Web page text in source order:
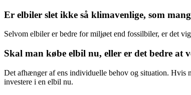
Er elbiler slet ikke så klimavenlige, som
Selvom elbiler er bedre for miljøet end fossilbiler, er det
Skal man købe elbil nu, eller er det bedre at
Det afhænger af ens individuelle behov og situation. Hvis
investere i en elbil nu.